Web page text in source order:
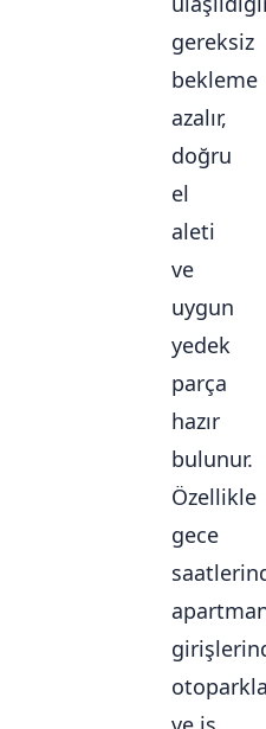
gereksiz
bekleme
azalır,
doğru
el
aleti
ve
uygun
yedek
parça
hazır
bulunur.
Özellikle
gece